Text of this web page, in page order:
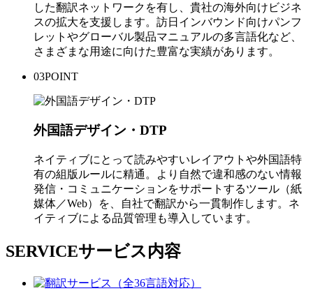
した翻訳ネットワークを有し、貴社の海外向けビジネ
スの拡大を支援します。訪日インバウンド向けパンフ
レットやグローバル製品マニュアルの多言語化など、
さまざまな用途に向けた豊富な実績があります。
03POINT
外国語デザイン・DTP
ネイティブにとって読みやすいレイアウトや外国語特
有の組版ルールに精通。より自然で違和感のない情報
発信・コミュニケーションをサポートするツール（紙
媒体／Web）を、自社で翻訳から一貫制作します。ネ
イティブによる品質管理も導入しています。
SERVICEサービス内容